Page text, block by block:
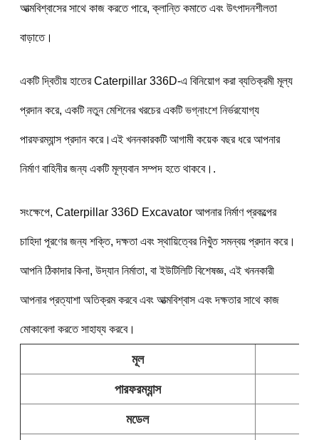
আত্মবিশ্বাসের সাথে কাজ করতে পারে, ক্লান্তি কমাতে এবং উৎপাদনশীলতা
বাড়াতে।
একটি দ্বিতীয় হাতের Caterpillar 336D-এ বিনিয়োগ করা ব্যতিক্রমী মূল্য
প্রদান করে, একটি নতুন মেশিনের খরচের একটি ভগ্নাংশে নির্ভরযোগ্য
পারফরম্যান্স প্রদান করে।এই খননকারকটি আগামী কয়েক বছর ধরে আপনার
নির্মাণ বাহিনীর জন্য একটি মূল্যবান সম্পদ হতে থাকবে।.
সংক্ষেপে, Caterpillar 336D Excavator আপনার নির্মাণ প্রকল্পের
চাহিদা পূরণের জন্য শক্তি, দক্ষতা এবং স্থায়িত্বের নিখুঁত সমন্বয় প্রদান করে।
আপনি ঠিকাদার কিনা, উদ্যান নির্মাতা, বা ইউটিলিটি বিশেষজ্ঞ, এই খননকারী
আপনার প্রত্যাশা অতিক্রম করবে এবং আত্মবিশ্বাস এবং দক্ষতার সাথে কাজ
মোকাবেলা করতে সাহায্য করবে।
মূল
পারফরম্যান্স
মডেল